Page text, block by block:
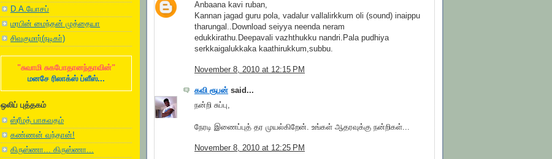
D.A.யோசப்
மரபின் மைந்தன் முத்தையா
சிவகுமார்(நடிகா்)
"சுவாமி சுகபோதானந்தாவின்"
மனசே ரிலாக்ஸ் ப்ளீஸ்...
ஒலிப் புத்தகம்
ஸ்ரீமத் பாகவதம்
கண்ணன் வந்தான்!
கிருஸ்ணா... கிருஸ்ணா...
Anbaana kavi ruban,
Kannan jagad guru pola, vadalur vallalirkkum oli (sound) inaippu
tharungal..Download seiyya neenda neram
edukkirathu.Deepavali vazhthukku nandri.Pala pudhiya
serkkaigalukkaka kaathirukkum,subbu.
November 8, 2010 at 12:15 PM
கவி ரூபன் said...
நன்றி சுப்பு,
நேரடி இணைப்புத் தர முயல்கிறேன். உங்கள் ஆதரவுக்கு நன்றிகள்...
November 8, 2010 at 12:25 PM